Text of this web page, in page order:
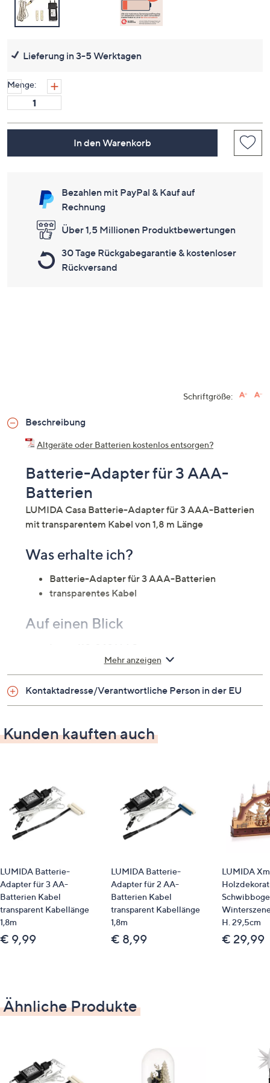
Lieferung in 3-5 Werktagen
Menge:
In den Warenkorb
Bezahlen mit PayPal & Kauf auf
Rechnung
Über 1,5 Millionen Produktbewertungen
30 Tage Rückgabegarantie & kostenloser
Rückversand
Schriftgröße:
Beschreibung
Altgeräte oder Batterien kostenlos entsorgen?
Batterie-Adapter für 3 AAA-
Batterien
LUMIDA Casa Batterie-Adapter für 3 AAA-Batterien
mit transparentem Kabel von 1,8 m Länge
Was erhalte ich?
Batterie-Adapter für 3 AAA-Batterien
transparentes Kabel
Auf einen Blick
Output: 4,5 V DC
2,7 W
Maße
Kabellänge: 1,8 m
Batterie-Adapter für 2 AA-Batterien unter der
Artikelnummer 779671
Mehr anzeigen
Kontaktadresse/Verantwortliche Person in der EU
Kunden kauften auch
LUMIDA Batterie-
Adapter für 3 AA-
Batterien Kabel
transparent Kabellänge
1,8m
€ 9,99
LUMIDA Batterie-
Adapter für 2 AA-
Batterien Kabel
transparent Kabellänge
1,8m
€ 8,99
LUMIDA
H. 29,5cm
€ 29,99
Ähnliche Produkte